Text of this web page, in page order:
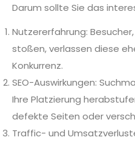
Darum sollte Sie das
Nutzererfahrung:
stoßen, verlassen diese
Konkurrenz.
SEO-Auswirkungen:
Ihre Platzierung
defekte Seiten oder
Traffic- und